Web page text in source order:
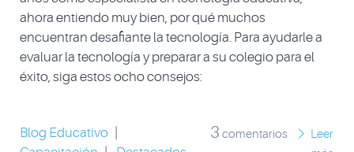
ahora entiendo muy bien, por qué muchos
encuentran desafiante la tecnología. Para ayudarle a
evaluar la tecnología y preparar a su colegio para el
éxito, siga estos ocho consejos:
Blog Educativo 3 comentarios
Leer